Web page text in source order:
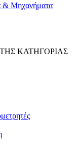
& Μηχανήματα
ΚΑΤΗΓΟΡΙΑΣ